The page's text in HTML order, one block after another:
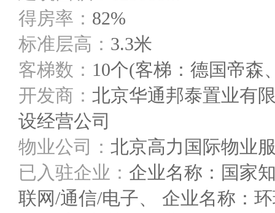
得房率： 82%
标准层高： 3.3米
客梯数： 10个(客梯：德国帝森
开发商： 北京华通邦泰置业有
设经营公司
物业公司： 北京高力国际物业
已入驻企业： 企业名称：国家
联网/通信/电子、 企业名称：